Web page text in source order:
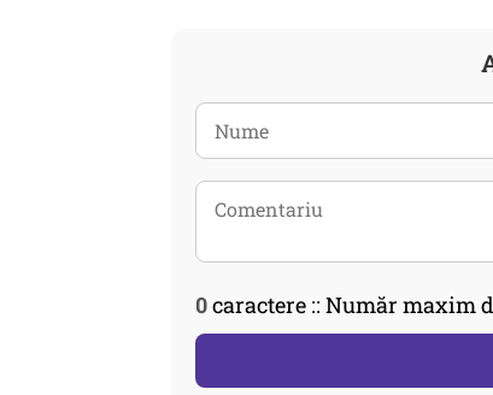
0caractere :: Număr maxim